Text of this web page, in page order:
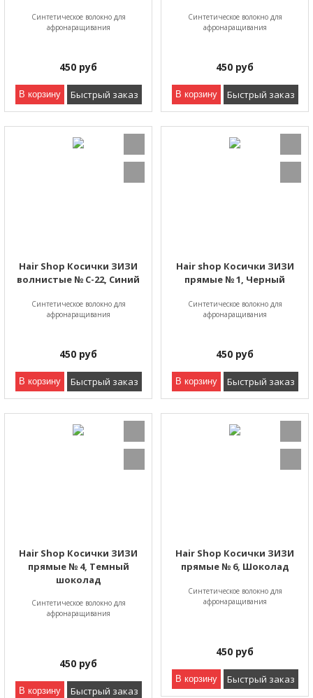
Синтетическое волокно для
афронаращивания
450 руб
В корзину Быстрый заказ
Синтетическое волокно для
афронаращивания
450 руб
В корзину Быстрый заказ
Hair Shop Косички ЗИЗИ
волнистые № С-22, Синий
Синтетическое волокно для
афронаращивания
450 руб
В корзину Быстрый заказ
Hair shop Косички ЗИЗИ
прямые № 1, Черный
Синтетическое волокно для
афронаращивания
450 руб
В корзину Быстрый заказ
Hair Shop Косички ЗИЗИ
прямые № 4, Темный
шоколад
Синтетическое волокно для
афронаращивания
450 руб
В корзину Быстрый заказ
Hair Shop Косички ЗИЗИ
прямые № 6, Шоколад
Синтетическое волокно для
афронаращивания
450 руб
В корзину Быстрый заказ